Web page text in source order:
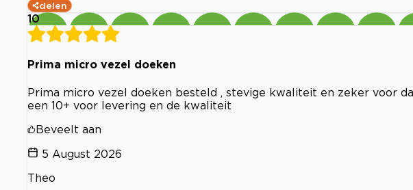
delen
10
Prima micro vezel doeken
Prima micro vezel doeken besteld , stevige kwaliteit en zeker voor
een 10+ voor levering en de kwaliteit
Beveelt aan
5 August 2026
Theo